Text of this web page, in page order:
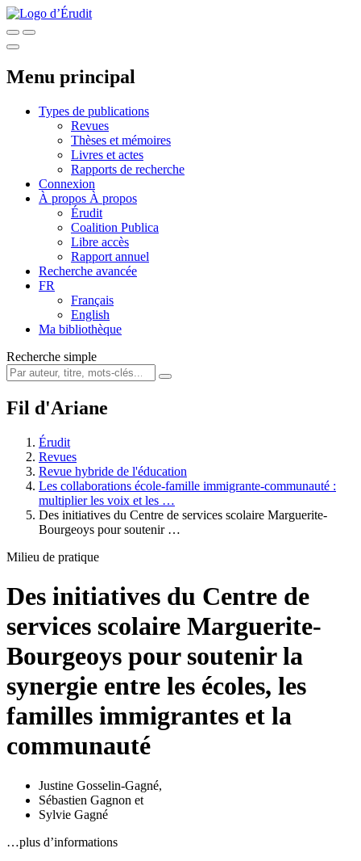
Menu principal
Types de publications
Revues
Thèses et mémoires
Livres et actes
Rapports de recherche
Connexion
À propos À propos
Érudit
Coalition Publica
Libre accès
Rapport annuel
Recherche avancée
FR
Français
English
Ma bibliothèque
Recherche simple
Fil d'Ariane
Érudit
Revues
Revue hybride de l'éducation
Les collaborations école-famille immigrante-communauté :
multiplier les voix et les …
Des initiatives du Centre de services scolaire Marguerite-
Bourgeoys pour soutenir …
Milieu de pratique
Des initiatives du Centre de
services scolaire Marguerite-
Bourgeoys pour soutenir la
synergie entre les écoles, les
familles immigrantes et la
communauté
Justine Gosselin-Gagné,
Sébastien Gagnon et
Sylvie Gagné
…plus d’informations